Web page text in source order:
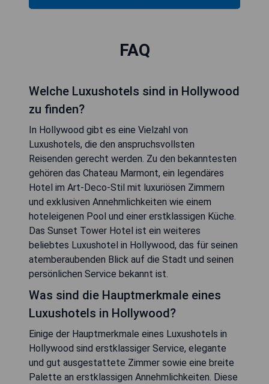
FAQ
Welche Luxushotels sind in Hollywood
zu finden?
In Hollywood gibt es eine Vielzahl von
Luxushotels, die den anspruchsvollsten
Reisenden gerecht werden. Zu den bekanntesten
gehören das Chateau Marmont, ein legendäres
Hotel im Art-Deco-Stil mit luxuriösen Zimmern
und exklusiven Annehmlichkeiten wie einem
hoteleigenen Pool und einer erstklassigen Küche.
Das Sunset Tower Hotel ist ein weiteres
beliebtes Luxushotel in Hollywood, das für seinen
atemberaubenden Blick auf die Stadt und seinen
persönlichen Service bekannt ist.
Was sind die Hauptmerkmale eines
Luxushotels in Hollywood?
Einige der Hauptmerkmale eines Luxushotels in
Hollywood sind erstklassiger Service, elegante
und gut ausgestattete Zimmer sowie eine breite
Palette an erstklassigen Annehmlichkeiten. Diese